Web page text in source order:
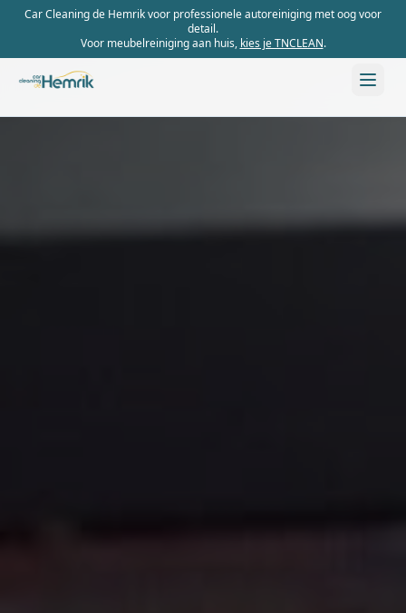
Car Cleaning de Hemrik voor professionele autoreiniging met oog voor
detail.
Voor meubelreiniging aan huis, kies je TNCLEAN.